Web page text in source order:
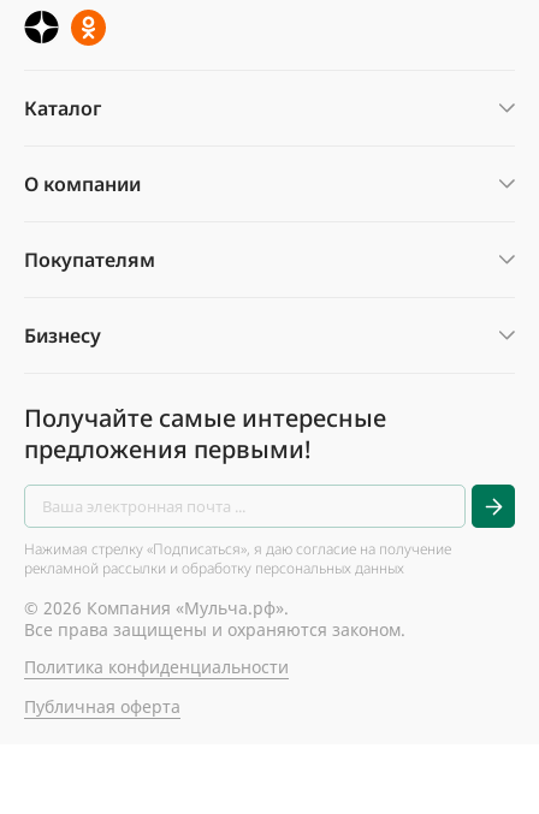
Каталог
О компании
Покупателям
Бизнесу
Получайте самые интересные
предложения первыми!
Нажимая стрелку «Подписаться», я даю согласие на получение
рекламной рассылки и обработку персональных данных
© 2026 Компания «Мульча.рф».
Все права защищены и охраняются законом.
Политика конфиденциальности
Публичная оферта